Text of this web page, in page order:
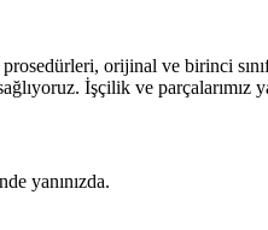
orijinal ve birinci
İşçilik ve parçalarımız
yanınızda.